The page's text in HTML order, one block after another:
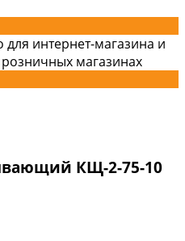
для интернет-магазина и
магазинах
КЩ-2-75-10